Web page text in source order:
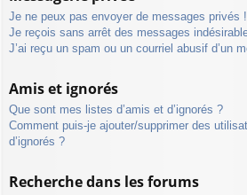
Je ne peux pas envoyer de messages privés !
Je reçois sans arrêt des messages
J’ai reçu un spam ou un courriel abusif d’un
Amis et ignorés
Que sont mes listes d’amis et d’ignorés ?
Comment puis-je ajouter/supprimer des
d’ignorés ?
Recherche dans les forums